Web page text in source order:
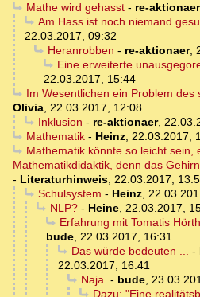
Mathe wird gehasst- re-aktionaer
Am Hass ist noch niemand
22.03.2017, 09:32
Heranrobben - re-aktionaer,
Eine erweiterte
22.03.2017, 15:44
Im Wesentlichen ein Problem des
Olivia, 22.03.2017, 12:08
Inklusion - re-aktionaer,
Mathematik- Heinz, 22.03.2017,
Mathematik könnte so leicht sein,
Mathematikdidaktik, denn das
- Literaturhinweis, 22.03.2017,
Schulsystem - Heinz,
NLP?- Heine, 22.03.2017,
Erfahrung mit Tomatis
bude, 22.03.2017, 16:31
Das würde bedeuten ... -
22.03.2017, 16:41
Naja. - bude,
Dazu: "Eine